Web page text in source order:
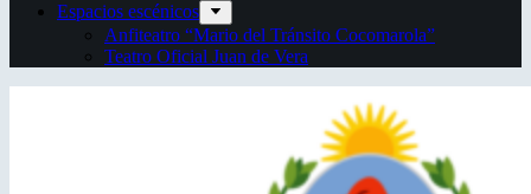
Espacios escénicos
Anfiteatro “Mario del Tránsito Cocomarola”
Teatro Oficial Juan de Vera